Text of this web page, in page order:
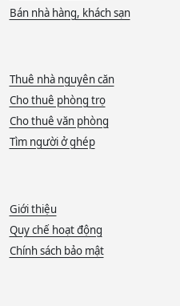
Bán nhà hàng, khách sạn
Thuê nhà nguyên căn
Cho thuê phòng trọ
Cho thuê văn phòng
Tìm người ở ghép
Giới thiệu
Quy chế hoạt động
Chính sách bảo mật